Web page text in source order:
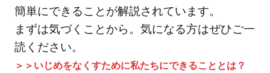
簡単にできることが解説されています。
まずは気づくことから。気になる方はぜひご一
読ください。
＞＞いじめをなくすために私たちにできることとは？